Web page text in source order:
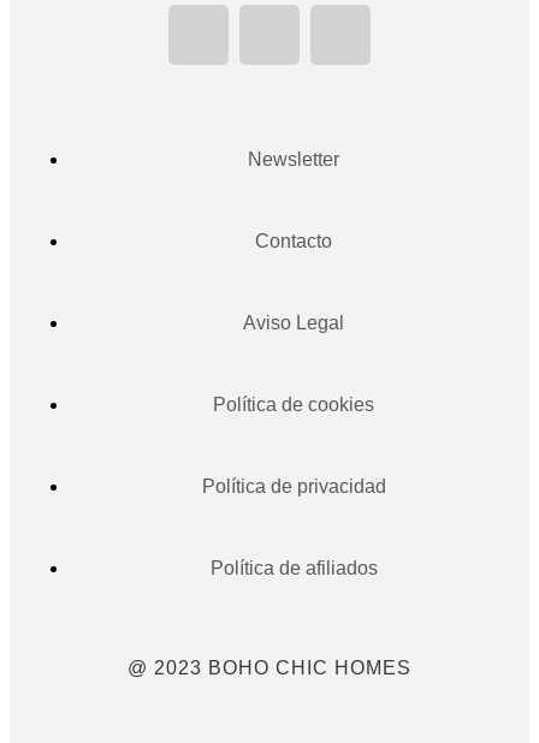
Newsletter
Contacto
Aviso Legal
Política de cookies
Política de privacidad
Política de afiliados
@ 2023 BOHO CHIC HOMES